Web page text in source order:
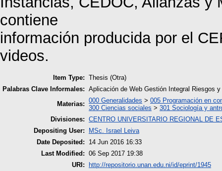
contiene
información producida por el
videos.
Item Type: Thesis (Otra)
Palabras Clave Informales: Aplicación de Web Gestión Integral Riesgos
Materias: 000 Generalidades > 005 Programación en
300 Ciencias sociales > 301 Sociología y
Divisiones: CENTRO UNIVERSITARIO REGIONAL DE
Depositing User:
MSc. Israel Leiva
Date Deposited:
14 Jun 2016 16:33
Last Modified: 06 Sep 2017 19:38
URI:
http://repositorio.unan.edu.ni/id/eprint/1945